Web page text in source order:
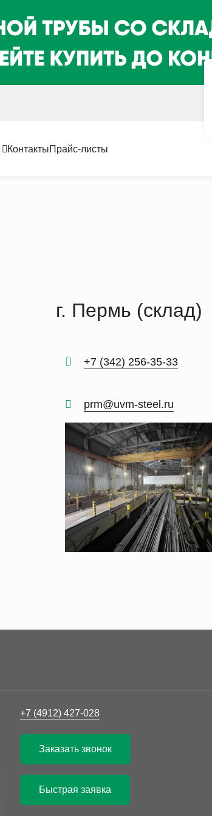
КонтактыПрайс-листы
г. Пермь (склад)
+7 (342) 256-35-33
prm@uvm-steel.ru
+7 (4912) 427-028
Заказать звонок
Быстрая заявка